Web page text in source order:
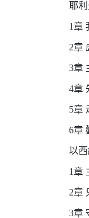
耶
1章
2章
3章
4章
5章
6章
以
1章
2章
3章